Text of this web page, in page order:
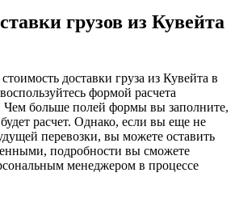
грузов из Кувейта
доставки груза из Кувейта в
формой расчета
Чем больше полей формы вы заполните,
расчет. Однако, если вы еще не
перевозки, вы можете оставить
подробности вы сможете
менеджером в процессе